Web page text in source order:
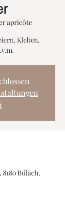
apricôte
Kleben,
Bülach,